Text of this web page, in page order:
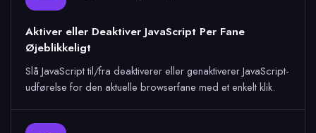
Aktiver eller Deaktiver JavaScript Per Fane
Øjeblikkeligt
Slå JavaScript til/fra deaktiverer eller genaktiverer JavaScript-
udførelse for den aktuelle browserfane med et enkelt klik.